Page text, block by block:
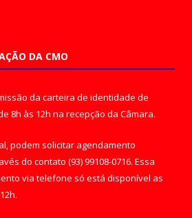
DA CMO
da carteira de identidade de
8h às 12h na recepção da Câmara.
podem solicitar agendamento
do contato (93) 99108-0716. Essa
via telefone só está disponível as